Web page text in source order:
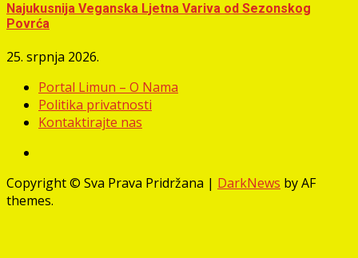
Najukusnija Veganska Ljetna Variva od Sezonskog
Povrća
25. srpnja 2026.
Portal Limun – O Nama
Politika privatnosti
Kontaktirajte nas
Copyright © Sva Prava Pridržana | DarkNews by AF
themes.